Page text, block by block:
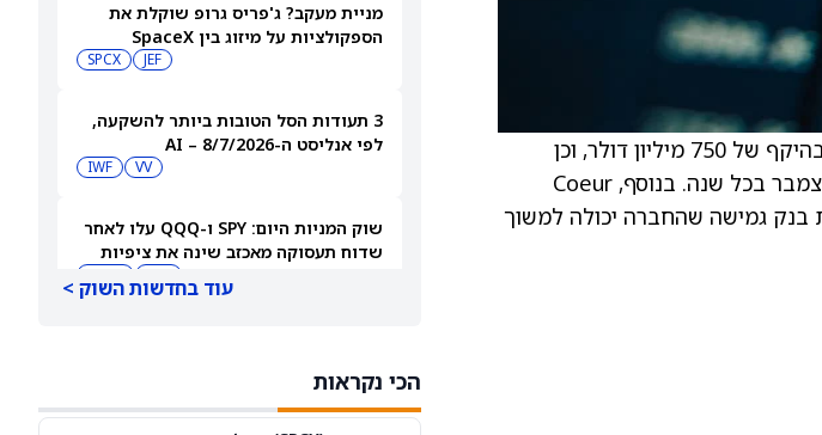
מניית מעקב? ג'פריס גרופ שוקלת את
הספקולציות על מיזוג בין SpaceX
JEF
SPCX
3 תעודות הסל הטובות ביותר להשקעה,
לפי אנליסט ה-AI – 8/7/2026
VV
IWF
שוק המניות היום: SPY ו-QQQ עלו לאחר
שדוח תעסוקה מאכזב שינה את ציפיות
עוד בחדשות השוק >
הכי נקראות
. דירקטוריון Coeur Mining אישר תוכנית גדולה יותר לרכישת מניות עצמית בהיקף של 750 מיליון דולר, וכן
דיבידנד חצי-שנתי ראשון של 2 סנט למניה, שההנהלה מצפה לשלם ביוני ובדצמבר בכל שנה. בנוסף, Coeur
של 1 מיליארד דולר (הלוואת בנק גמישה שהחברה יכולה למשוך